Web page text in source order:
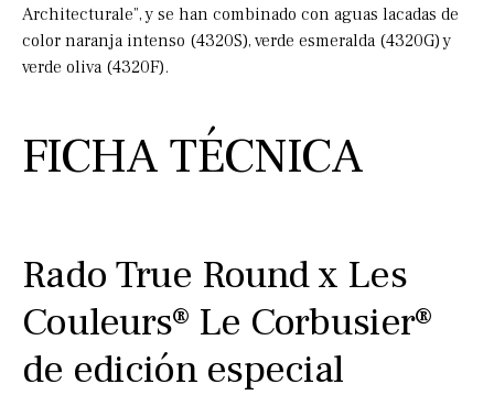
Architecturale”, y se han combinado con aguas lacadas de
color naranja intenso (4320S), verde esmeralda (4320G) y
verde oliva (4320F).
FICHA TÉCNICA
Rado True Round x Les
Couleurs® Le Corbusier®
de edición especial